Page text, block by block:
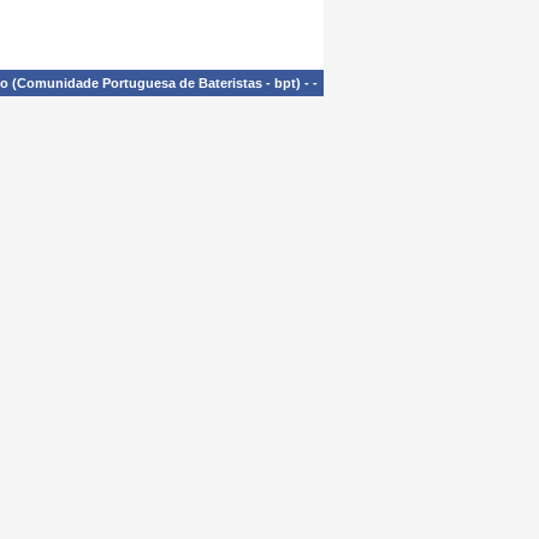
(Comunidade Portuguesa de Bateristas - bpt) - -